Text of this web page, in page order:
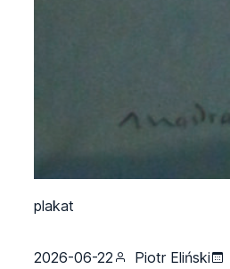
plakat
2026-06-22 Piotr Eliński